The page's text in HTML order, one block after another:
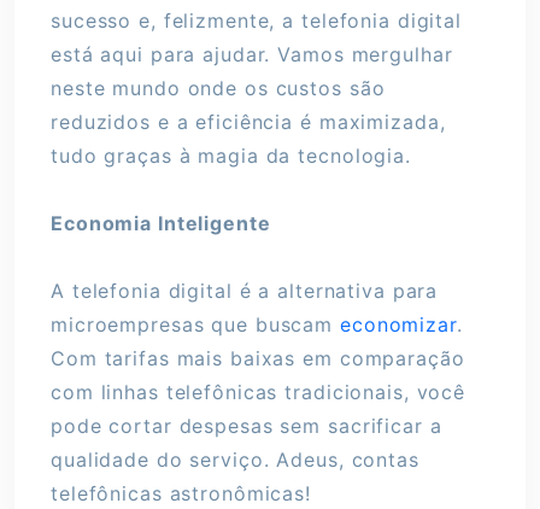
sucesso e, felizmente, a telefonia digital
está aqui para ajudar. Vamos mergulhar
neste mundo onde os custos são
reduzidos e a eficiência é maximizada,
tudo graças à magia da tecnologia.
Economia Inteligente
A telefonia digital é a alternativa para
microempresas que buscameconomizar.
Com tarifas mais baixas em comparação
com linhas telefônicas tradicionais, você
pode cortar despesas sem sacrificar a
qualidade do serviço. Adeus, contas
telefônicas astronômicas!